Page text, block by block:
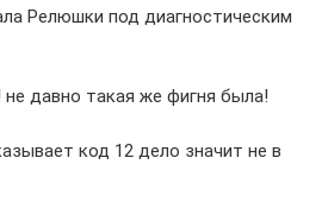
Релюшки под диагностическим
давно такая же фигня была!
код 12 дело значит не в